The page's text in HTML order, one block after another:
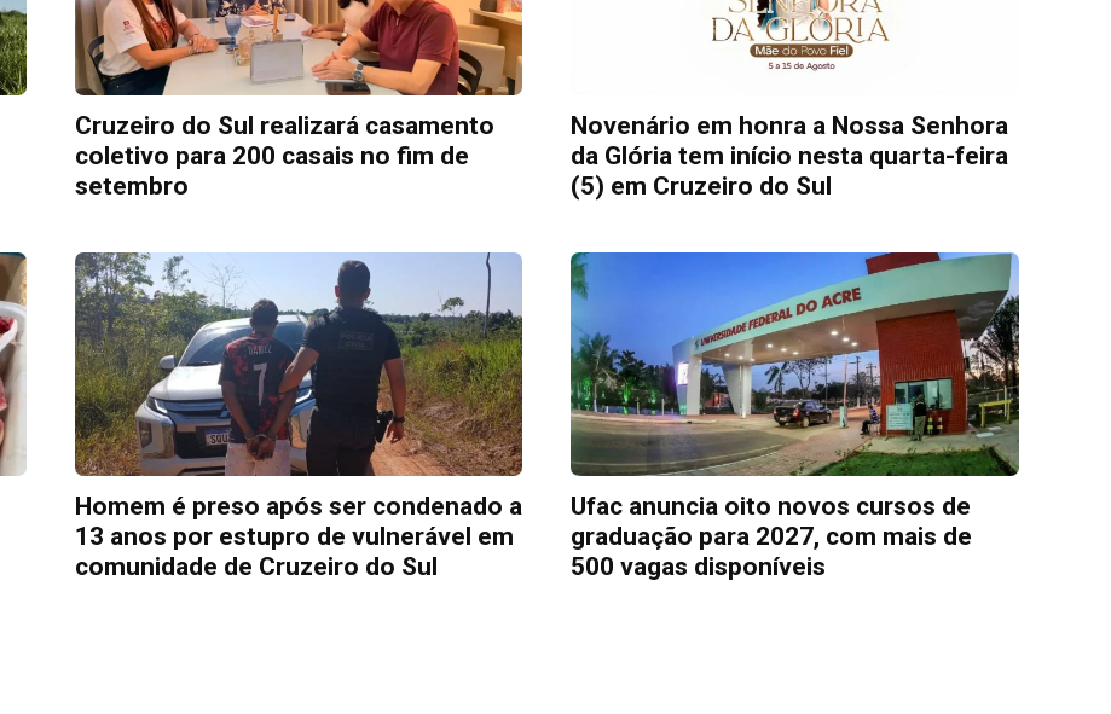
Cruzeiro do Sul realizará casamento
coletivo para 200 casais no fim de
setembro
Novenário em honra a Nossa Senhora
da Glória tem início nesta quarta-feira
(5) em Cruzeiro do Sul
Homem é preso após ser condenado a
13 anos por estupro de vulnerável em
comunidade de Cruzeiro do Sul
Ufac anuncia oito novos cursos de
graduação para 2027, com mais de
500 vagas disponíveis